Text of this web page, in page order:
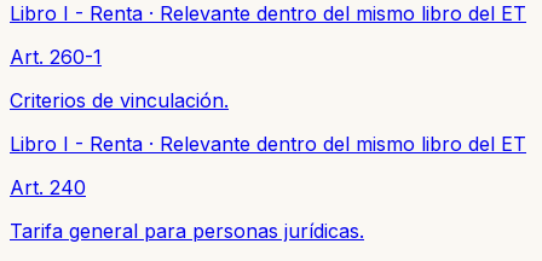
Libro I - Renta · Relevante dentro del mismo libro del ET
Art. 260-1
Criterios de vinculación.
Libro I - Renta · Relevante dentro del mismo libro del ET
Art. 240
Tarifa general para personas jurídicas.